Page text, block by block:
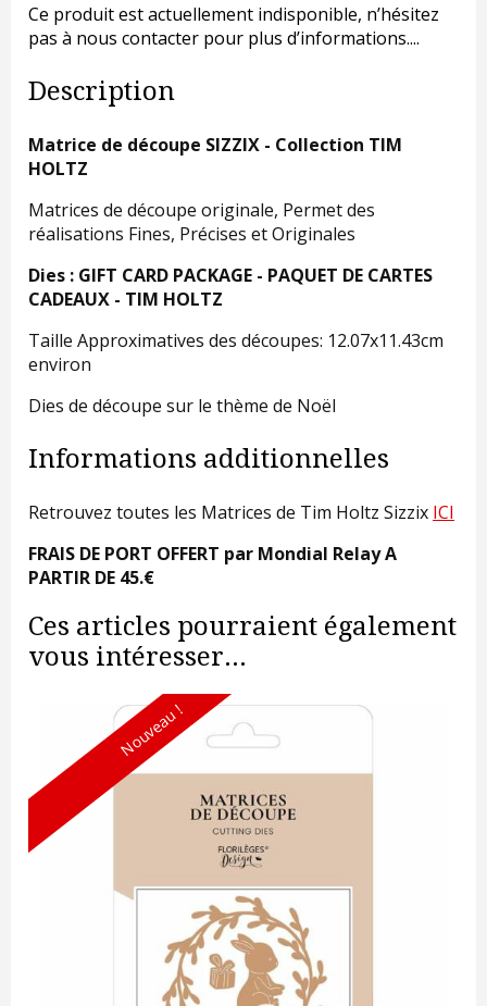
Ce produit est actuellement indisponible, n’hésitez
pas à nous contacter pour plus d’informations....
Description
Matrice de découpe SIZZIX - Collection TIM
HOLTZ
Matrices de découpe originale, Permet des
réalisations Fines, Précises et Originales
Dies : GIFT CARD PACKAGE - PAQUET DE CARTES
CADEAUX - TIM HOLTZ
Taille Approximatives des découpes: 12.07x11.43cm
environ
Dies de découpe sur le thème de Noël
Informations additionnelles
Retrouvez toutes les Matrices de Tim Holtz Sizzix ICI
FRAIS DE PORT OFFERT par Mondial Relay A
PARTIR DE 45.€
Ces articles pourraient également
vous intéresser...
Nouveau !